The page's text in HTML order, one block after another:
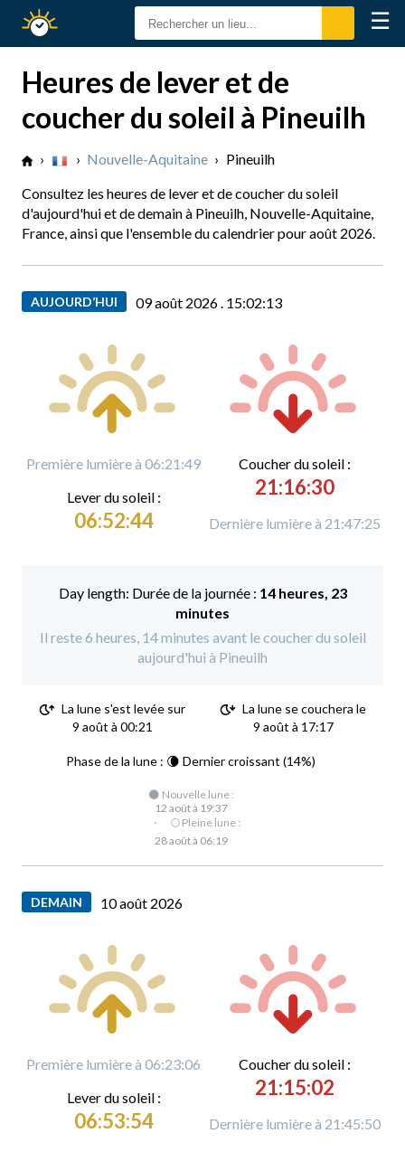
Calendrier
Solaire
☰
Heures de lever et de
coucher du soleil à Pineuilh
› › Nouvelle-Aquitaine › Pineuilh
Consultez les heures de lever et de coucher du soleil
d'aujourd'hui et de demain à Pineuilh, Nouvelle-Aquitaine,
France, ainsi que l'ensemble du calendrier pour août 2026.
AUJOURD’HUI 09 août 2026 . 15:02:14
Première lumière à 06:21:49
Lever du soleil :
06:52:44
Coucher du soleil :
21:16:30
Dernière lumière à 21:47:25
Durée de la journée : 14 heures, 23
minutes
Il reste 6 heures, 14 minutes avant le coucher du soleil
aujourd'hui à Pineuilh
La lune s'est levée sur
9 août à 00:21
La lune se couchera le
9 août à 17:17
Phase de la lune : 🌘 Dernier croissant (14%)
🌑 Nouvelle lune :
12 août à 19:37
·
🌕 Pleine lune :
28 août à 06:19
DEMAIN 10 août 2026
Première lumière à 06:23:06
Lever du soleil :
06:53:54
Coucher du soleil :
21:15:02
Dernière lumière à 21:45:50